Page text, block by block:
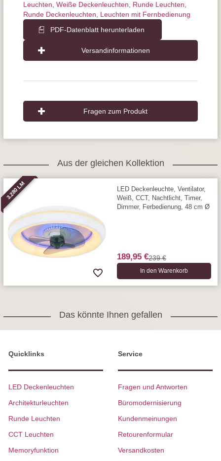
Leuchten Weiße Deckenleuchten Runde Leuchten
Runde Deckenleuchten
Leuchten mit Fernbedienung
PDF-Datenblatt herunterladen
Versandinformationen
Fragen zum Produkt
Aus der gleichen Kollektion
3.280 LM
LED Deckenleuchte, Ventilator,
Weiß, CCT, Nachtlicht, Timer,
Dimmer, Ferbedienung, 48 cm Ø
189,95 €239 €
In den Warenkorb
Das könnte Ihnen gefallen
Quicklinks
LED Deckenleuchten
Architekturleuchten
Runde Leuchten
CCT Leuchten
Memoryfunktion
Service
Fragen und Antworten
Büromodernisierung
Kundenmeinungen
Retourenformular
Versandkosten